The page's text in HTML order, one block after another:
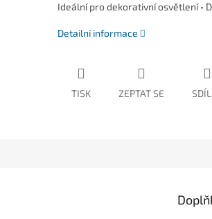
Ideální pro dekorativní osvětlení •
Detailní informace
TISK ZEPTAT SE